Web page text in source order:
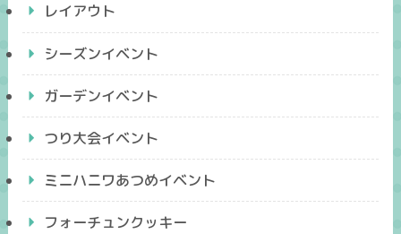
レイアウト
シーズンイベント
ガーデンイベント
つり大会イベント
ミニハニワあつめイベント
フォーチュンクッキー